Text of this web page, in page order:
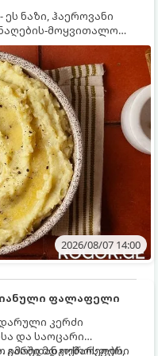
ნაზი, ჰაეროვანი
მოყვითალო
მაგრამ
რომლებიც უნდა
გამოვიდეს.
2026/08/07 14:00
ფალაფელი
კერძი
და საოცარი
გარედან ოქროსფერი
იმაში მდგომარეობს,